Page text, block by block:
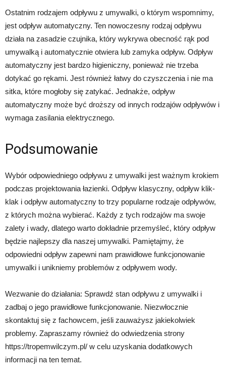
Ostatnim rodzajem odpływu z umywalki, o którym wspomnimy,
jest odpływ automatyczny. Ten nowoczesny rodzaj odpływu
działa na zasadzie czujnika, który wykrywa obecność rąk pod
umywalką i automatycznie otwiera lub zamyka odpływ. Odpływ
automatyczny jest bardzo higieniczny, ponieważ nie trzeba
dotykać go rękami. Jest również łatwy do czyszczenia i nie ma
sitka, które mogłoby się zatykać. Jednakże, odpływ
automatyczny może być droższy od innych rodzajów odpływów i
wymaga zasilania elektrycznego.
Podsumowanie
Wybór odpowiedniego odpływu z umywalki jest ważnym krokiem
podczas projektowania łazienki. Odpływ klasyczny, odpływ klik-
klak i odpływ automatyczny to trzy popularne rodzaje odpływów,
z których można wybierać. Każdy z tych rodzajów ma swoje
zalety i wady, dlatego warto dokładnie przemyśleć, który odpływ
będzie najlepszy dla naszej umywalki. Pamiętajmy, że
odpowiedni odpływ zapewni nam prawidłowe funkcjonowanie
umywalki i unikniemy problemów z odpływem wody.
Wezwanie do działania: Sprawdź stan odpływu z umywalki i
zadbaj o jego prawidłowe funkcjonowanie. Niezwłocznie
skontaktuj się z fachowcem, jeśli zauważysz jakiekolwiek
problemy. Zapraszamy również do odwiedzenia strony
https://tropemwilczym.pl/ w celu uzyskania dodatkowych
informacji na ten temat.